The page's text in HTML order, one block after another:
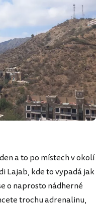
a to po místech v okolí
Lajab, kde to vypadá jak
o naprosto nádherné
trochu adrenalinu,